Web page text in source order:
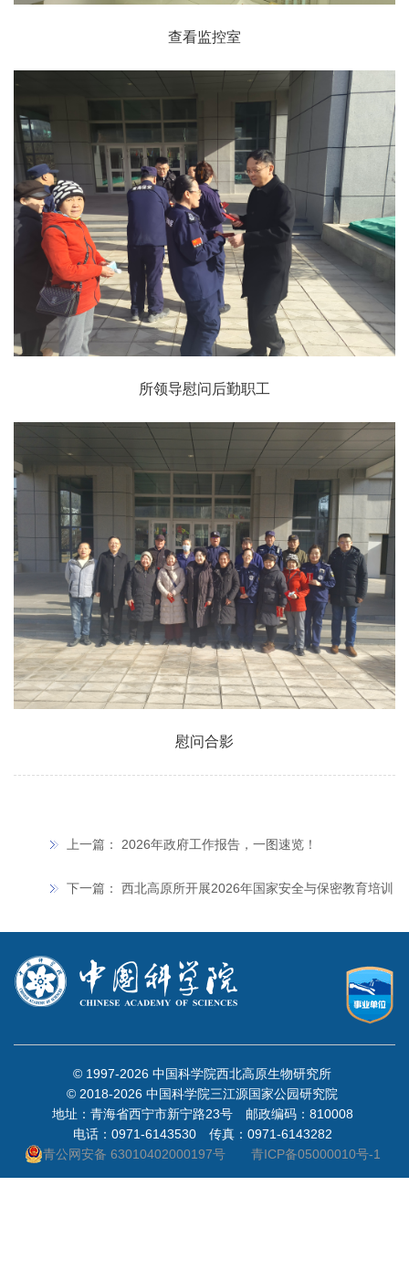
查看监控室
所领导慰问后勤职工
慰问合影
上一篇： 2026年政府工作报告，一图速览！
下一篇： 西北高原所开展2026年国家安全与保密教育培训
© 1997-2026 中国科学院西北高原生物研究所
© 2018-2026 中国科学院三江源国家公园研究院
地址：青海省西宁市新宁路23号 邮政编码：810008
电话：0971-6143530 传真：0971-6143282
青公网安备 63010402000197号
青ICP备05000010号-1